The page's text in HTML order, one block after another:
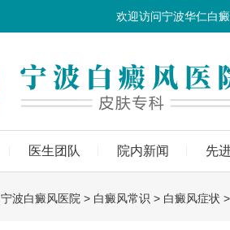
欢迎访问宁波华仁白
医生团队 院内新闻 先
宁波白癜风医院 > 白癜风常识 > 白癜风症状 >